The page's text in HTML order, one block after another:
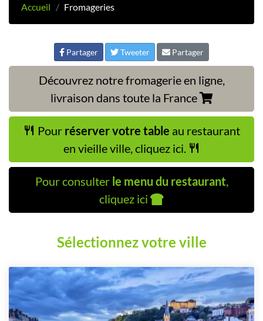
Accueil Fromageries
Partager Tweeter Partager
Découvrez notre fromagerie en ligne,
livraison dans toute la France
Pour réserver votre table au restaurant
en vieille ville, cliquez ici.
Pour consulter le menu du restaurant
cliquez ici
Sélectionnez votre ville